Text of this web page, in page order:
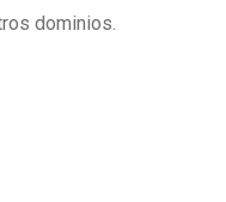
dominios.